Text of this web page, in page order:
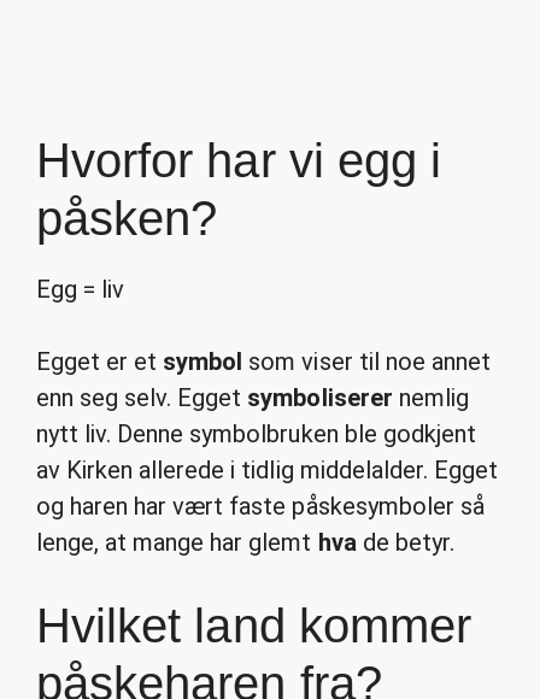
Hvorfor har vi egg i
påsken?
Egg = liv
Egget er et symbol som viser til noe annet
enn seg selv. Egget symboliserer nemlig
nytt liv. Denne symbolbruken ble godkjent
av Kirken allerede i tidlig middelalder. Egget
og haren har vært faste påskesymboler så
lenge, at mange har glemt hvade betyr.
Hvilket land kommer
påskeharen fra?